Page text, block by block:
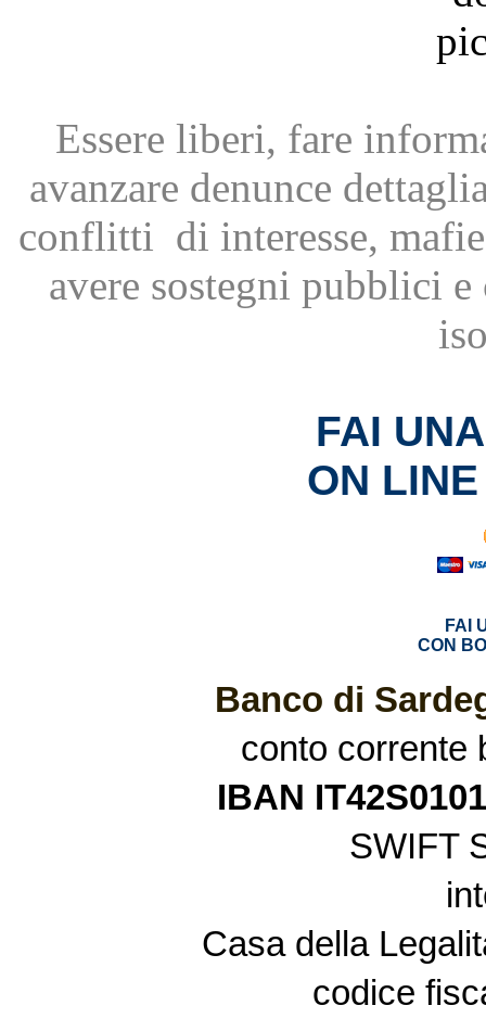
Essere liberi, fare
avanzare denunce
conflitti di interesse,
avere sostegni pubblici
FAI
ON
FAI
CON
Banco di
conto corrente
IBAN
SWIFT
Casa della
codice